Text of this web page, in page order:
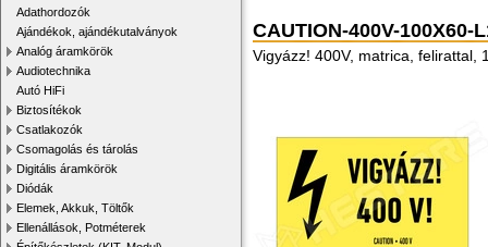
Adathordozók
Ajándékok, ajándékutalványok
Analóg áramkörök
Audiotechnika
Autó HiFi
Biztosítékok
Csatlakozók
Csomagolás és tárolás
Digitális áramkörök
Diódák
Elemek, Akkuk, Töltők
Ellenállások, Potméterek
CAUTION-400V-100X60-
Vigyázz! 400V, matrica, felirattal,